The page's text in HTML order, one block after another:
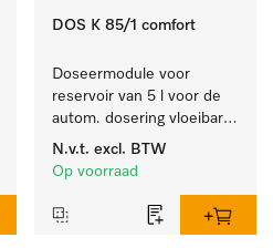
DOS K 85/1 comfort
Doseermodule voor
reservoir van 5 l voor de
autom. dosering vloeibare
reinigingsmiddelen, met
niveaudetectie.
N.v.t. excl. BTW
Op voorraad